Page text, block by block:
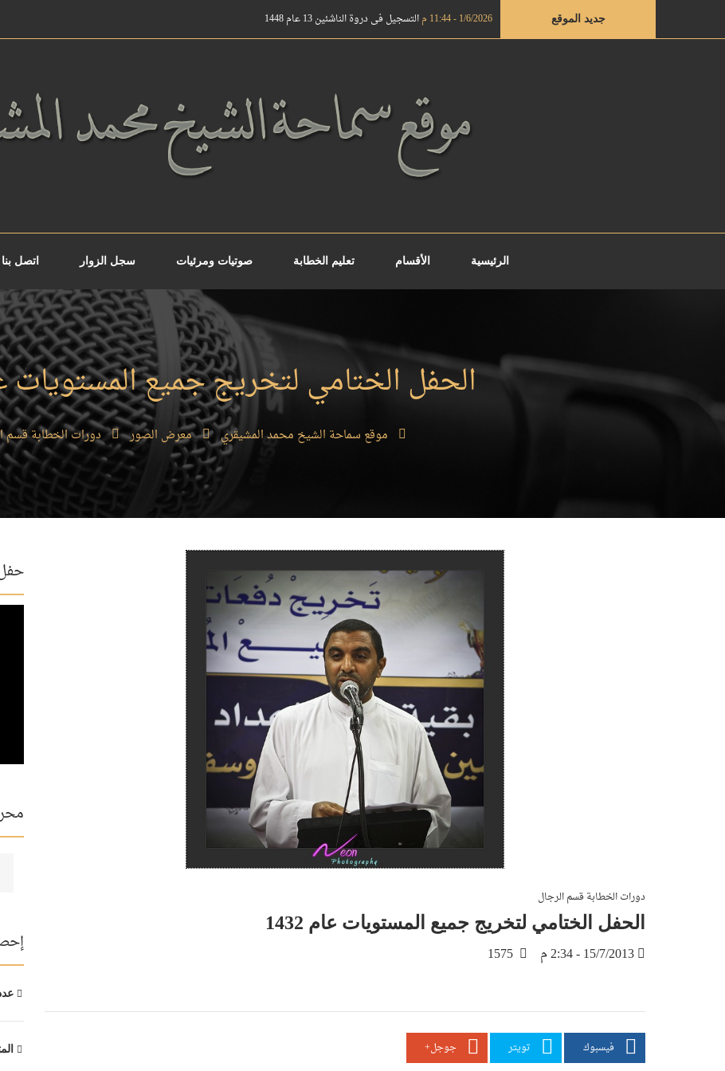
جديد الموقع 1/6/2026 - 11:44 م التسجيل في دروة الناشئين 13 عام 1448
الرئيسية الأقسام تعليم الخطابة صوتيات ومرئيات سجل الزوار اتصل بنا
الحفل الختامي لتخريج جميع المستويات عام
موقع سماحة الشيخ محمد المشيقري معرض الصور دورات الخطابة قسم
دورات الخطابة قسم الرجال
الحفل الختامي لتخريج جميع المستويات عام 1432
15/7/2013 - 2:34 م 1575
فيسبوك تويتر جوجل+
حفل